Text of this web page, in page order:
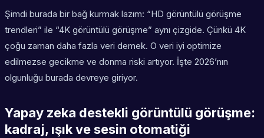
Şimdi burada bir bağ kurmak lazım: “HD görüntülü görüşme
trendleri” ile “4K görüntülü görüşme” aynı çizgide. Çünkü 4K
çoğu zaman daha fazla veri demek. O veri iyi optimize
edilmezse gecikme ve donma riski artıyor. İşte 2026’nın
olgunluğu burada devreye giriyor.
Yapay zeka destekli görüntülü görüşme:
kadraj, ışık ve sesin otomatiği